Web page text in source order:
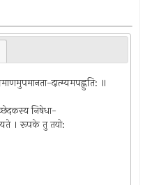
दात्म्यमपह्लुति: ॥
निषेधा-
। रूपके तु तयो: